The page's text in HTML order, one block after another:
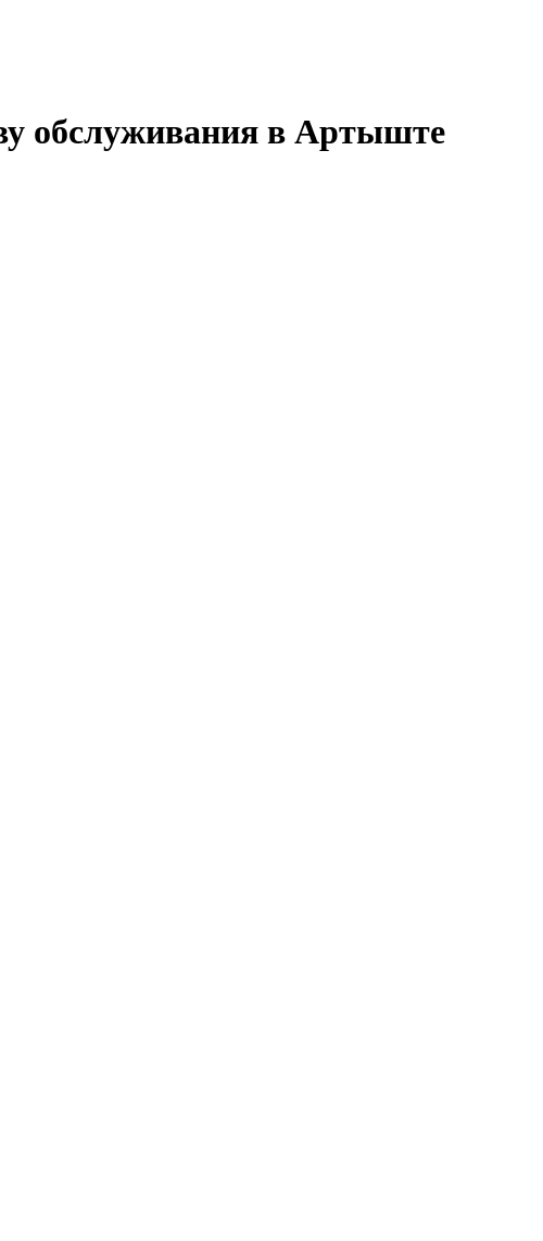
обслуживания в Артыште